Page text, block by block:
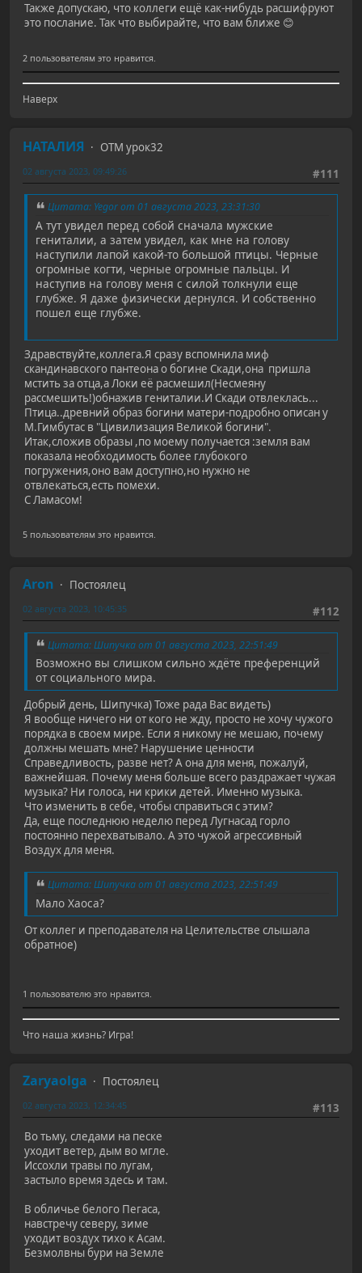
Также допускаю, что коллеги ещё как-нибудь расшифруют
это послание. Так что выбирайте, что вам ближе 😊
2 пользователям это нравится.
Наверх
НАТАЛИЯ
ОТМ урок32
#111
02 августа 2023, 09:49:26
Цитата: Yegor от 01 августа 2023, 23:31:30
А тут увидел перед собой сначала мужские
гениталии, а затем увидел, как мне на голову
наступили лапой какой-то большой птицы. Черные
огромные когти, черные огромные пальцы. И
наступив на голову меня с силой толкнули еще
глубже. Я даже физически дернулся. И собственно
пошел еще глубже.
Здравствуйте,коллега.Я сразу вспомнила миф
скандинавского пантеона о богине Скади,она пришла
мстить за отца,а Локи её расмешил(Несмеяну
рассмешить!)обнажив гениталии.И Скади отвлеклась...
Птица..древний образ богини матери-подробно описан у
М.Гимбутас в "Цивилизация Великой богини".
Итак,сложив образы ,по моему получается :земля вам
показала необходимость более глубокого
погружения,оно вам доступно,но нужно не
отвлекаться,есть помехи.
С Ламасом!
5 пользователям это нравится.
Aron
Постоялец
#112
02 августа 2023, 10:45:35
Цитата: Шипучка от 01 августа 2023, 22:51:49
Возможно вы слишком сильно ждёте преференций
от социального мира.
Добрый день, Шипучка) Тоже рада Вас видеть)
Я вообще ничего ни от кого не жду, просто не хочу чужого
порядка в своем мире. Если я никому не мешаю, почему
должны мешать мне? Нарушение ценности
Справедливость, разве нет? А она для меня, пожалуй,
важнейшая. Почему меня больше всего раздражает чужая
музыка? Ни голоса, ни крики детей. Именно музыка.
Что изменить в себе, чтобы справиться с этим?
Да, еще последнюю неделю перед Лугнасад горло
постоянно перехватывало. А это чужой агрессивный
Воздух для меня.
Цитата: Шипучка от 01 августа 2023, 22:51:49
Мало Хаоса?
От коллег и преподавателя на Целительстве слышала
обратное)
1 пользователю это нравится.
Что наша жизнь? Игра!
Zaryaolga
Постоялец
#113
02 августа 2023, 12:34:45
Во тьму, следами на песке
уходит ветер, дым во мгле.
Иссохли травы по лугам,
застыло время здесь и там.
В обличье белого Пегаса,
навстречу северу, зиме
уходит воздух тихо к Асам.
Безмолвны бури на Земле